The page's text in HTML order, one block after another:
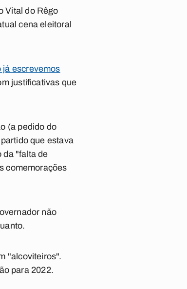
Vital do Rêgo
cena eleitoral
já escrevemos
justificativas que
(a pedido do
que estava
da "falta de
comemorações
não
"alcoviteiros".
para 2022.